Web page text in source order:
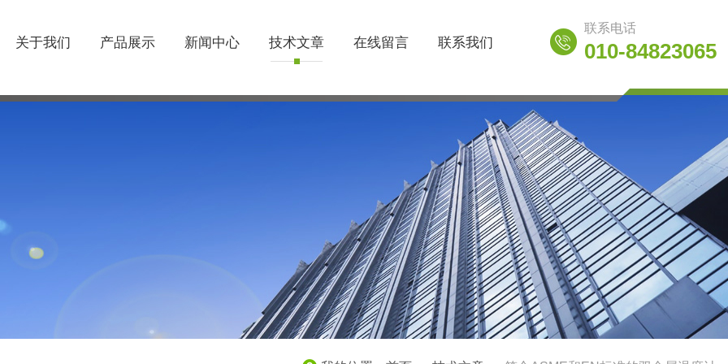
关于我们 产品展示 新闻中心 技术文章 在线留言 联系我们
联系电话
010-84823065